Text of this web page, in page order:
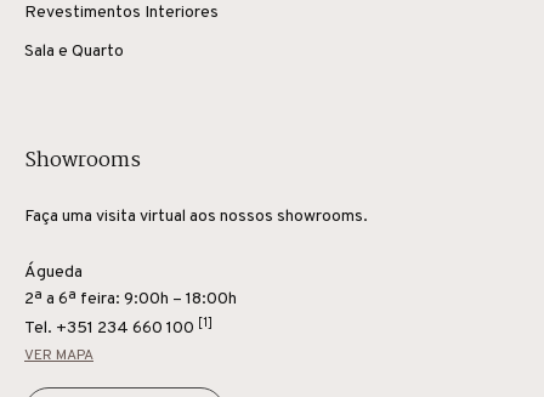
Revestimentos Interiores
Sala e Quarto
Showrooms
Faça uma visita virtual aos nossos showrooms.
Águeda
2ª a 6ª feira: 9:00h – 18:00h
Tel. +351 234 660 100 [1]
VER MAPA